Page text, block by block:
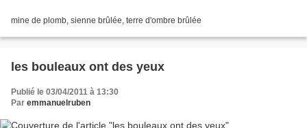
mine de plomb, sienne brûlée, terre d'ombre brûlée
les bouleaux ont des yeux
Publié le 03/04/2011 à 13:30
Par emmanuelruben